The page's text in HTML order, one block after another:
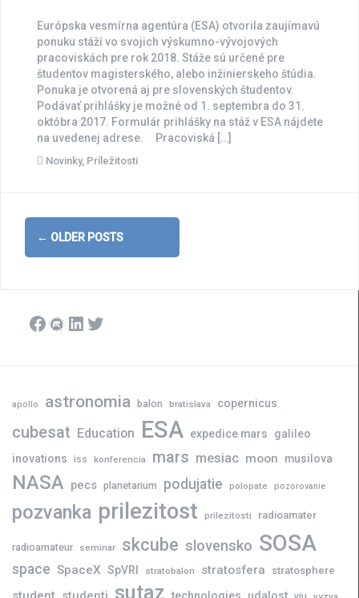
Európska vesmírna agentúra (ESA) otvorila zaujímavú
ponuku stáží vo svojich výskumno-vývojových
pracoviskách pre rok 2018. Stáže sú určené pre
študentov magisterského, alebo inžinierskeho štúdia.
Ponuka je otvorená aj pre slovenských študentov.
Podávať prihlášky je možné od 1. septembra do 31.
októbra 2017. Formulár prihlášky na stáž v ESA nájdete
na uvedenej adrese. Pracoviská […]
Novinky, Príležitosti
Posts
navigation
← OLDER POSTS
Facebook
Meetup
LinkedIn
Twitter
apollo astronomia balon bratislava copernicus
cubesat Education ESA expedice mars
galileo
inovations iss konferencia mars mesiac moon musilova
NASA pecs planetarium podujatie polopate pozorovanie
pozvanka prilezitost prilezitosti radioamater
radioamateur seminar skcube slovensko SOSA
space SpaceX SpVRI stratobalon stratosfera stratosphere
sutaz